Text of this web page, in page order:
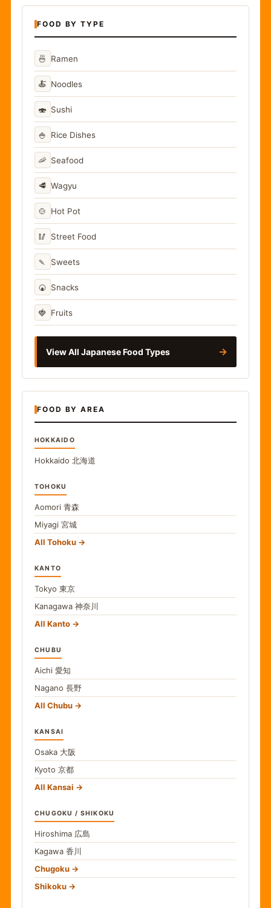
FOOD BY TYPE
🍜 Ramen
🍝 Noodles
🍣 Sushi
🍚 Rice Dishes
🦐 Seafood
🥩 Wagyu
🍲 Hot Pot
🥢 Street Food
🍡 Sweets
🍘 Snacks
🍓 Fruits
View All Japanese Food Types →
FOOD BY AREA
HOKKAIDO
Hokkaido 北海道
TOHOKU
Aomori 青森
Miyagi 宮城
All Tohoku
KANTO
Tokyo 東京
Kanagawa 神奈川
All Kanto
CHUBU
Aichi 愛知
Nagano 長野
All Chubu
KANSAI
Osaka 大阪
Kyoto 京都
All Kansai
CHUGOKU / SHIKOKU
Hiroshima 広島
Kagawa 香川
Chugoku
Shikoku